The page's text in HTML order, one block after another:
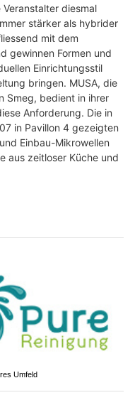
diesmal
stärker als hybrider
mit dem
gewinnen Formen und
Einrichtungsstil
bringen. MUSA, die
Smeg, bedient in ihrer
Anforderung. Die in
in Pavillon 4 gezeigten
Einbau-Mikrowellen
aus zeitloser Küche und
Umfeld